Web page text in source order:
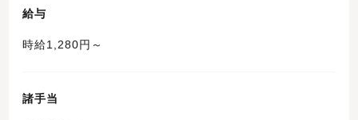
給与
時給1,280円～
諸手当